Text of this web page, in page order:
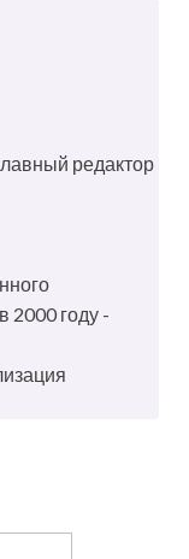
редактор
2000 году -